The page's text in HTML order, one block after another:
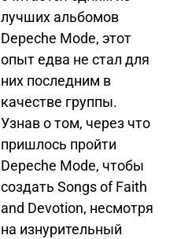
лучших альбомов
Depeche Mode, этот
опыт едва не стал для
них последним в
качестве группы.
Узнав о том, через что
пришлось пройти
Depeche Mode, чтобы
создать Songs of Faith
and Devotion, несмотря
на изнурительный